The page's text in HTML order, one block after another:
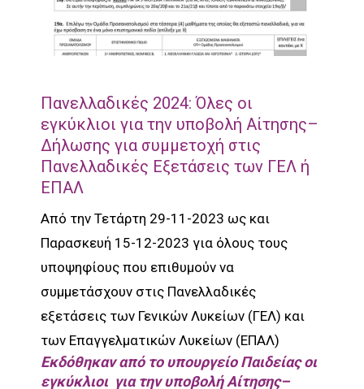
Πανελλαδικές 2024: Όλες οι
εγκύκλιοι για την υποβολή Αίτησης–
Δήλωσης για συμμετοχή στις
Πανελλαδικές Εξετάσεις των ΓΕΛ ή
ΕΠΑΛ
Από την Τετάρτη 29-11-2023 ως και
Παρασκευή 15-12-2023 για όλους τους
υποψηφίους που επιθυμούν να
συμμετάσχουν στις Πανελλαδικές
εξετάσεις των Γενικών Λυκείων (ΓΕΛ) και
των Επαγγελματικών Λυκείων (ΕΠΑΛ)
Εκδόθηκαν από το υπουργείο Παιδείας οι
εγκύκλιοι για την υποβολή Αίτησης–